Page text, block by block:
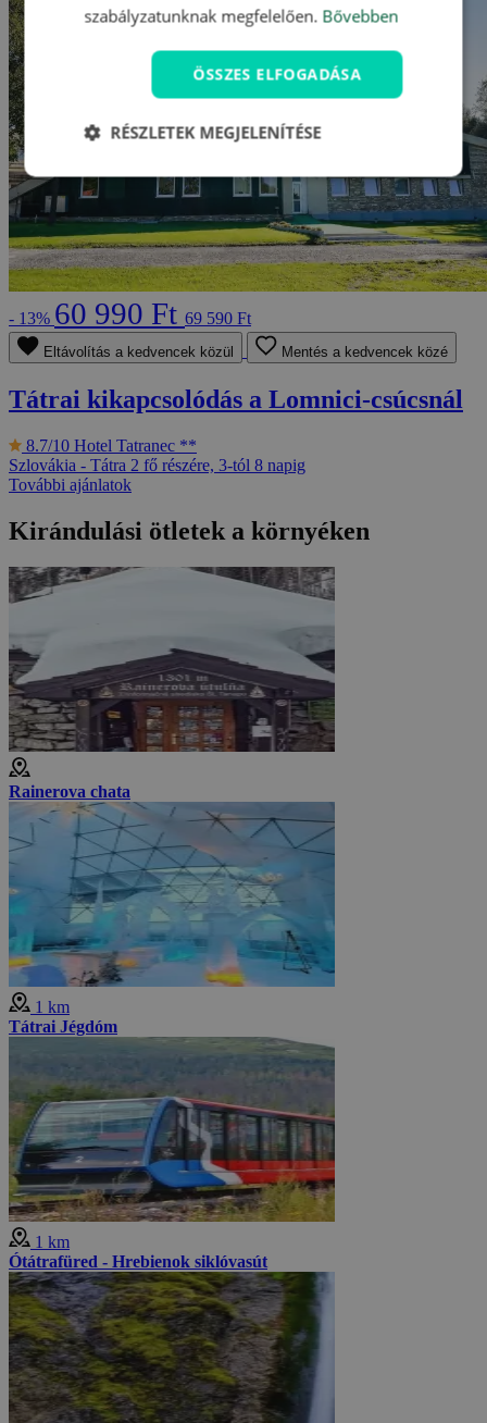
- 13% 60 990 Ft 69 590 Ft
Eltávolítás a kedvencek közül Mentés a kedvencek közé
Tátrai kikapcsolódás a Lomnici-csúcsnál
8.7/10 Hotel Tatranec **
Szlovákia - Tátra 2 fő részére, 3-tól 8 napig
További ajánlatok
Kirándulási ötletek a környéken
Rainerova chata
1 km
Tátrai Jégdóm
1 km
Ótátrafüred - Hrebienok siklóvasút
szabályzatunknak megfelelően. Bővebben
ÖSSZES ELFOGADÁSA
RÉSZLETEK MEGJELENÍTÉSE